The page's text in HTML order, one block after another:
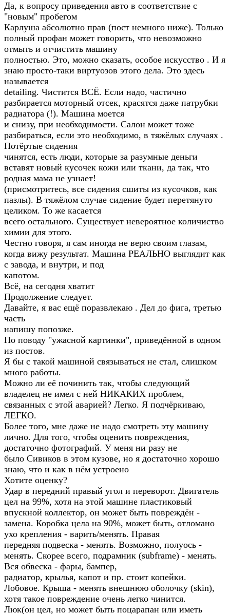
Да, к вопросу приведения авто в соответствие с
"новым" пробегом
Карлуша абсолютно прав (пост немного ниже). Только
полный профан может говорить, что невозможно
отмыть и отчистить машину
полностью. Это, можно сказать, особое искусство . И я
знаю просто-таки виртуозов этого дела. Это здесь
называется
detailing. Чистится ВСЁ. Если надо, частично
разбирается моторный отсек, красятся даже патрубки
радиатора (!). Машина моется
и снизу, при необходимости. Салон может тоже
разбираться, если это необходимо, в тяжёлых случаях .
Потёртые сидения
чинятся, есть люди, которые за разумные деньги
вставят новый кусочек кожи или ткани, да так, что
родная мама не узнает!
(присмотритесь, все сидения сшиты из кусочков, как
пазлы). В тяжёлом случае сидение будет перетянуто
целиком. То же касается
всего остального. Существует невероятное количиство
химии для этого.
Честно говоря, я сам иногда не верю своим глазам,
когда вижу результат. Машина РЕАЛЬНО выглядит как
с завода, и внутри, и под
капотом.
Всё, на сегодня хватит
Продолжение следует.
Давайте, я вас ещё поразвлекаю . Дел до фига, третью
часть
напишу попозже.
По поводу "ужасной картинки", приведённой в одном
из постов.
Я бы с такой машиной связываться не стал, слишком
много работы.
Можно ли её починить так, чтобы следующий
владелец не имел с ней НИКАКИХ проблем,
связанных с этой аварией? Легко. Я подчёркиваю,
ЛЕГКО.
Более того, мне даже не надо смотреть эту машину
лично. Для того, чтобы оценить повреждения,
достаточно фотографий. У меня ни разу не
было Сивиков в этом кузове, но я достаточно хорошо
знаю, что и как в нём устроено
Хотите оценку?
Удар в передний правый угол и переворот. Двигатель
цел на 99%, хотя на этой машине пластиковый
впускной коллектор, он может быть повреждён -
замена. Коробка цела на 90%, может быть, отломано
ухо крепления - варить/менять. Правая
передняя подвеска - менять. Возможно, полуось -
менять. Скорее всего, подрамник (subframe) - менять.
Вся обвеска - фары, бампер,
радиатор, крылья, капот и пр. стоит копейки.
Лобовое. Крыша - менять внешнюю оболочку (skin),
хотя такое повреждение очень легко чинится.
Люк(он цел, но может быть поцарапан или иметь